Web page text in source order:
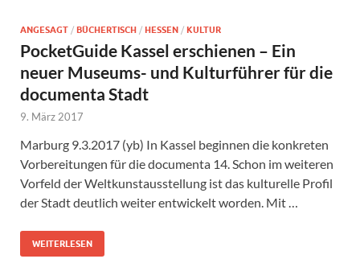
ANGESAGT / BÜCHERTISCH / HESSEN / KULTUR
PocketGuide Kassel erschienen – Ein
neuer Museums- und Kulturführer für die
documenta Stadt
9. März 2017
Marburg 9.3.2017 (yb) In Kassel beginnen die konkreten
Vorbereitungen für die documenta 14. Schon im weiteren
Vorfeld der Weltkunstausstellung ist das kulturelle Profil
der Stadt deutlich weiter entwickelt worden. Mit …
WEITERLESEN